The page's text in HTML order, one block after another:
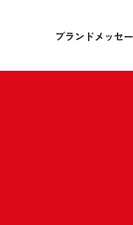
ブランドメッセ